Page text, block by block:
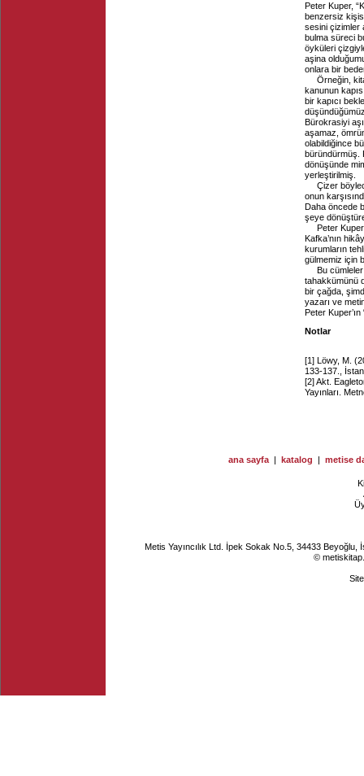
Peter Kuper,
benzersiz
sesini çizimler
bulma süreci
öyküleri
aşina
onlara bir
Örneğin,
kanunun
bir kapıcı
Bürokrasiyi
aşamaz,
olabildiğince
büründürmüş.
dönüşünde
yerleştirilmiş.
Çizer
onun
Daha öncede
şeye
Peter
Kafka’nın
kurumların
gülmemiz için
Bu
tahakkümünü
bir çağda,
yazarı ve
Peter
Notlar
[1] Löwy, M.
133-137.,
[2]Akt.
Yayınları.
ana sayfa | katalog | metise
Metis Yayıncılık Ltd. İpek Sokak No.5, 34433
©